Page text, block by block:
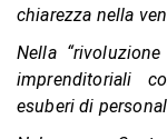
chiarezza nella
Nella
imprenditoriali
esuberi di